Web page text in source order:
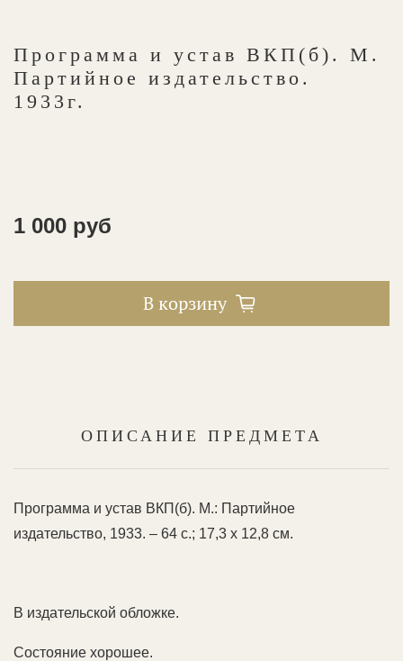
Программа и устав ВКП(б). М.
Партийное издательство.
1933г.
1 000 руб
В корзину
ОПИСАНИЕ ПРЕДМЕТА
Программа и устав ВКП(б). М.: Партийное
издательство, 1933. – 64 с.; 17,3 х 12,8 см.
В издательской обложке.
Состояние хорошее.